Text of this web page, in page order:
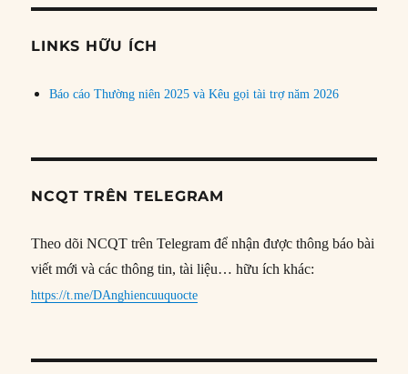
đề
LINKS HỮU ÍCH
Báo cáo Thường niên 2025 và Kêu gọi tài trợ năm 2026
NCQT TRÊN TELEGRAM
Theo dõi NCQT trên Telegram để nhận được thông báo bài
viết mới và các thông tin, tài liệu… hữu ích khác:
https://t.me/DAnghiencuuquocte